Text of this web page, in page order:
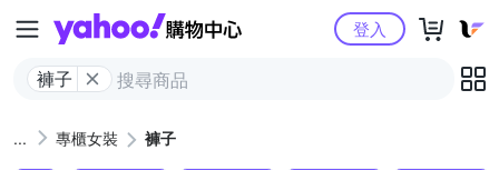
Yahoo購物中心
褲子
登入
專櫃女裝 褲子